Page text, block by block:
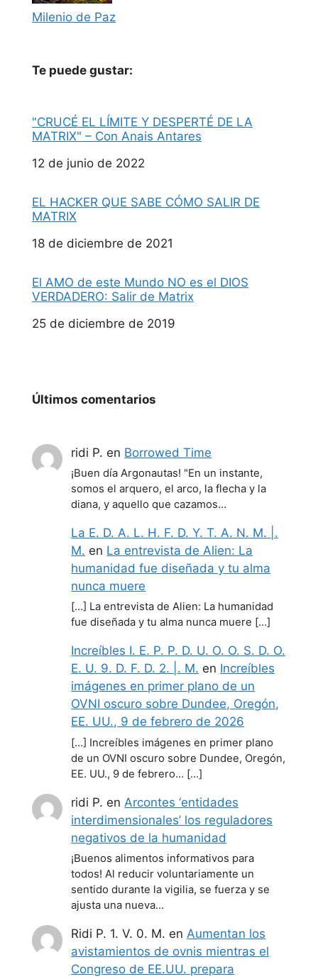
Milenio de Paz
Te puede gustar:
"CRUCÉ EL LÍMITE Y DESPERTÉ DE LA
MATRIX" – Con Anais Antares
Fecha
12 de junio de 2022
EL HACKER QUE SABE CÓMO SALIR DE
MATRIX
Fecha
18 de diciembre de 2021
El AMO de este Mundo NO es el DIOS
VERDADERO: Salir de Matrix
Fecha
25 de diciembre de 2019
Últimos comentarios
ridi P. en Borrowed Time
¡Buen día Argonautas! "En un instante,
somos el arquero, el arco, la flecha y la
diana, y aquello que cazamos…
La E. D. A. L. H. F. D. Y. T. A. N. M. |.
M. en La entrevista de Alien: La
humanidad fue diseñada y tu alma
nunca muere
[…] La entrevista de Alien: La humanidad
fue diseñada y tu alma nunca muere […]
Increíbles I. E. P. P. D. U. O. O. S. D. O.
E. U. 9. D. F. D. 2. |. M. en Increíbles
imágenes en primer plano de un
OVNI oscuro sobre Dundee, Oregón,
EE. UU., 9 de febrero de 2026
[…] Increíbles imágenes en primer plano
de un OVNI oscuro sobre Dundee, Oregón,
EE. UU., 9 de febrero… […]
ridi P. en Arcontes ‘entidades
interdimensionales’ los reguladores
negativos de la humanidad
¡Buenos alimentos informativos para
todos! Al reducir voluntariamente un
sentido durante la vigilia, se fuerza y se
ajusta una nueva…
Ridi P. 1. V. 0. M. enAumentan los
avistamientos de ovnis mientras el
Congreso de EE.UU. prepara